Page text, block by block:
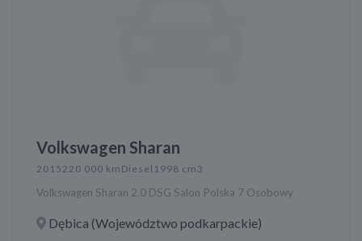
Volkswagen Sharan
2015220 000 km Diesel 1998 cm3
Volkswagen Sharan 2.0 DSG Salon Polska 7 Osobowy
Dębica (Województwo podkarpackie)